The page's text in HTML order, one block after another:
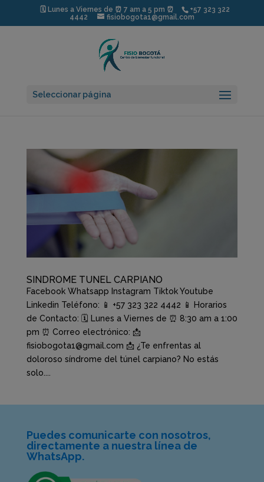
🗓️ Lunes a Viernes de ⏰ 7 am a 5 pm ⏰
+57 323 322
4442
fisiobogota1@gmail.com
Seleccionar página
SINDROME TUNEL CARPIANO
Facebook Whatsapp Instagram Tiktok Youtube
Linkedin Teléfono: 📱 +57 323 322 4442 📱 Horarios
de Contacto: 🗓️ Lunes a Viernes de ⏰ 8:30 am a 1:00
pm ⏰ Correo electrónico: 📩
fisiobogota1@gmail.com 📩 ¿Te enfrentas al
doloroso síndrome del túnel carpiano? No estás
solo....
Puedes comunicarte con nosotros,
directamente a nuestra línea de
WhatsApp.
modal-check